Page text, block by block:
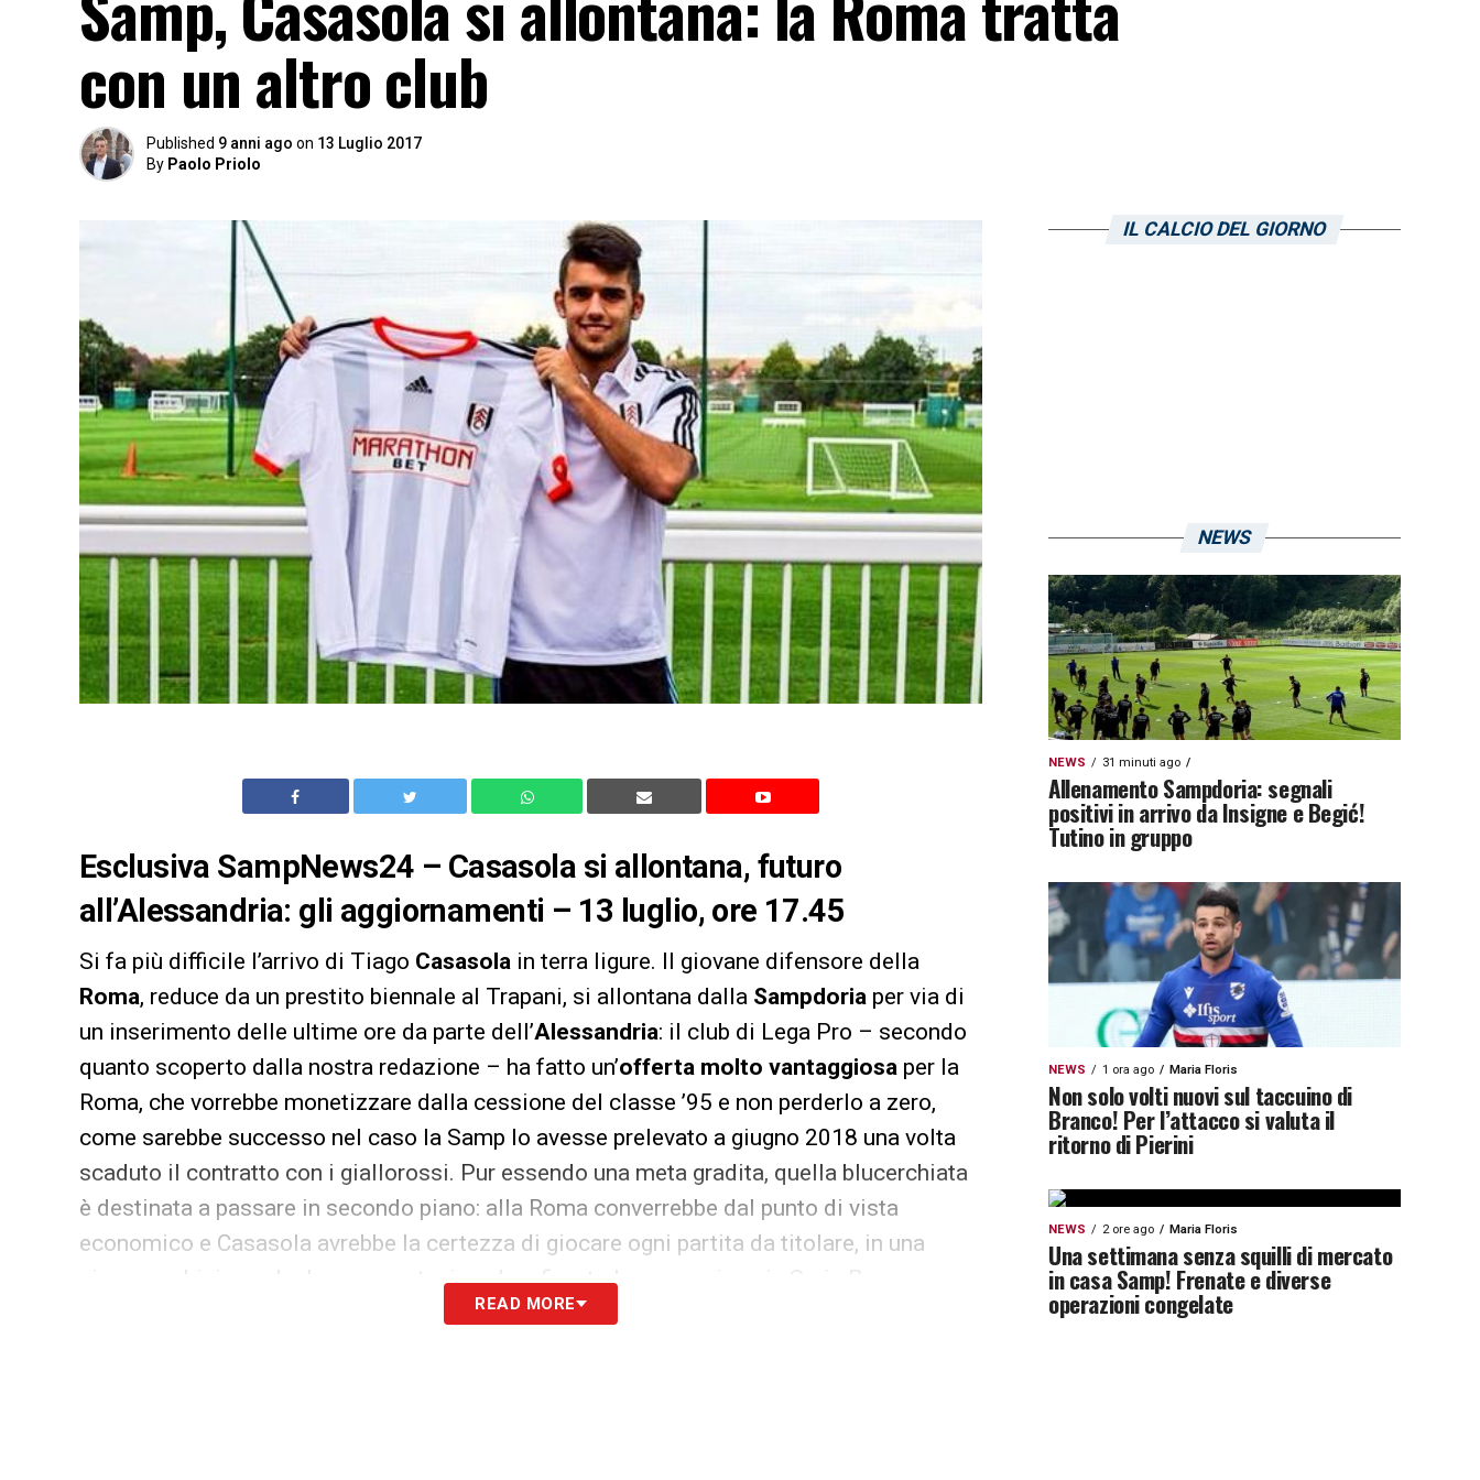
con un altro club
Published 9 anni ago on 13 Luglio 2017
By Paolo Priolo
Esclusiva SampNews24 – Casasola si allontana, futuro
all’Alessandria: gli aggiornamenti – 13 luglio, ore 17.45
Si fa più difficile l’arrivo di Tiago Casasola in terra ligure. Il giovane difensore della
Roma, reduce da un prestito biennale al Trapani, si allontana dalla Sampdoria per via di
un inserimento delle ultime ore da parte dell’Alessandria: il club di Lega Pro – secondo
quanto scoperto dalla nostra redazione – ha fatto un’offerta molto vantaggiosa per la
Roma, che vorrebbe monetizzare dalla cessione del classe ’95 e non perderlo a zero,
come sarebbe successo nel caso la Samp lo avesse prelevato a giugno 2018 una volta
scaduto il contratto con i giallorossi. Pur essendo una meta gradita, quella blucerchiata
è destinata a passare in secondo piano: alla Roma converrebbe dal punto di vista
economico e Casasola avrebbe la certezza di giocare ogni partita da titolare, in una
piazza ambiziosa che la scorsa stagione ha sfiorato la promozione in Serie B.
READ MORE
IL CALCIO DEL GIORNO
NEWS
NEWS 31 minuti ago
Allenamento Sampdoria: segnali
positivi in arrivo da Insigne e Begić!
Tutino in gruppo
NEWS 1 ora ago Maria Floris
Non solo volti nuovi sul taccuino di
Branco! Per l’attacco si valuta il
ritorno di Pierini
NEWS 2 ore ago Maria Floris
Una settimana senza squilli di mercato
in casa Samp! Frenate e diverse
operazioni congelate